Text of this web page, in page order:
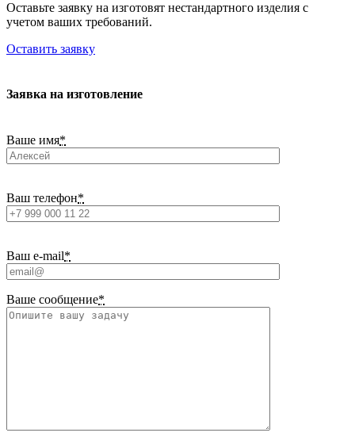
Оставьте заявку на изготовят нестандартного изделия с
учетом ваших требований.
Оставить заявку
Заявка на изготовление
Ваше имя*
Ваш телефон*
Ваш e-mail*
Ваше сообщение*